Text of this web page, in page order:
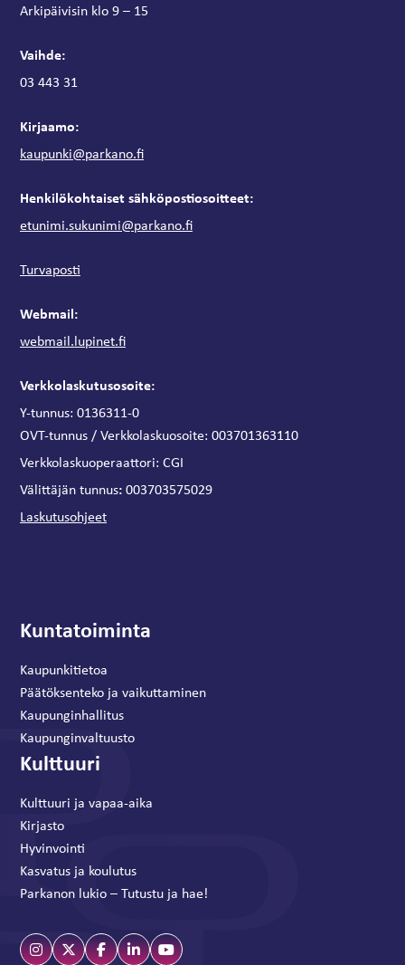
Arkipäivisin klo 9 – 15
Vaihde:
03 443 31
Kirjaamo:
kaupunki@parkano.fi
Henkilökohtaiset sähköpostiosoitteet:
etunimi.sukunimi@parkano.fi
Turvaposti
Webmail:
webmail.lupinet.fi
Verkkolaskutusosoite:
Y-tunnus: 0136311-0
OVT-tunnus / Verkkolaskuosoite: 003701363110
Verkkolaskuoperaattori: CGI
Välittäjän tunnus:003703575029
Laskutusohjeet
Kuntatoiminta
Kaupunkitietoa
Päätöksenteko ja vaikuttaminen
Kaupunginhallitus
Kaupunginvaltuusto
Kulttuuri
Kulttuuri ja vapaa-aika
Kirjasto
Hyvinvointi
Kasvatus ja koulutus
Parkanon lukio – Tutustu ja hae!